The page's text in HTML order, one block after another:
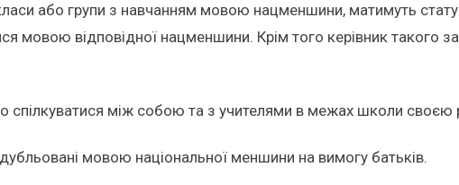
або групи з навчанням мовою нацменшини, матимуть
мовою відповідної нацменшини. Крім того керівник такого
спілкуватися між собою та з учителями в межах школи
мовою національної меншини на вимогу батьків.